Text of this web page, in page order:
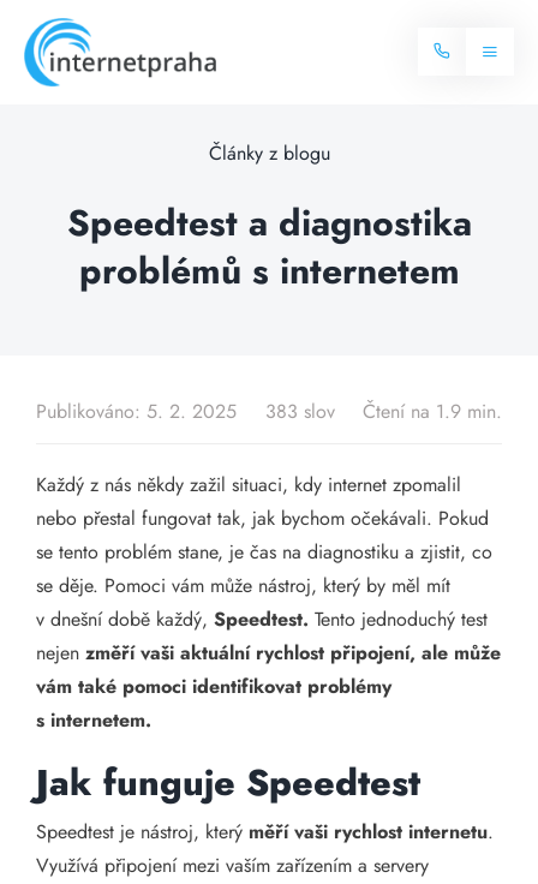
content
Toggle
Balíčky internetu
Televize
Blog
Kontakt
Články z blogu
Speedtest a diagnostika
problémů s internetem
Publikováno: 5. 2. 2025 383 slov Čtení na 1.9 min.
Každý z nás někdy zažil situaci, kdy internet zpomalil
nebo přestal fungovat tak, jak bychom očekávali. Pokud
se tento problém stane, je čas na diagnostiku a zjistit, co
se děje. Pomoci vám může nástroj, který by měl mít
v dnešní době každý, Speedtest. Tento jednoduchý test
nejen změří vaši aktuální rychlost připojení, ale může
vám také pomoci identifikovat problémy
s internetem.
Jak funguje Speedtest
Speedtest je nástroj, který měří vaši rychlost internetu.
Využívá připojení mezi vaším zařízením a servery